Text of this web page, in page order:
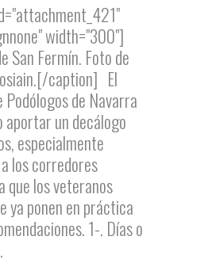
width="300"]
San Fermín. Foto de
caption] El
Podólogos de Navarra
aportar un decálogo
especialmente
los corredores
que los veteranos
ya ponen en práctica
1-. Días o